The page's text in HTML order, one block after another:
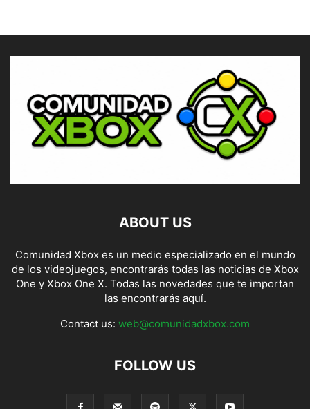
ABOUT US
Comunidad Xbox es un medio especializado en el mundo
de los videojuegos, encontrarás todas las noticias de Xbox
One y Xbox One X. Todas las novedades que te importan
las encontrarás aquí.
Contact us: web@comunidadxbox.com
FOLLOW US